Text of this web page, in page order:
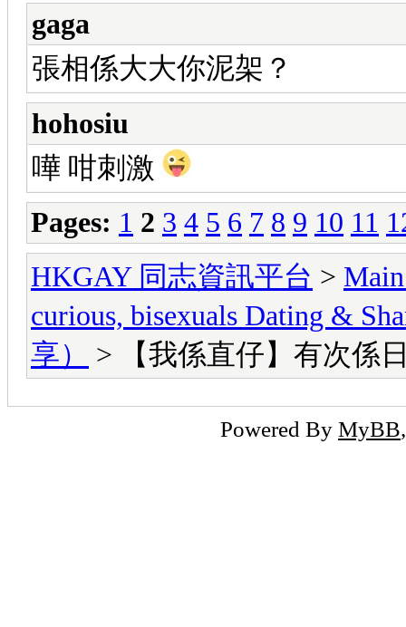
gaga
張相係大大你泥架？
hohosiu
嘩 咁刺激
Pages: 1 2 3 4 5 6 7 8 9 10 11
HKGAY 同志資訊平台 >
curious, bisexuals Dating &
享）
> 【我係直仔】有次係
Powered By MyBB